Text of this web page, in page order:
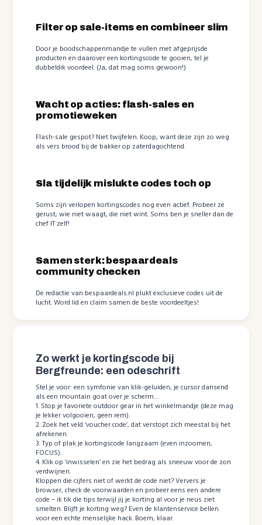
Filter op sale-items en combineer slim
Door je boodschappenmandje te vullen met afgeprijsde
producten en daarover een kortingscode te gooien, tel je
dubbeldik voordeel. (Ja, dat mag soms gewoon!)
Wacht op acties: flash-sales en
promotieweken
Flash-sale gespot? Niet twijfelen. Koop, want deze zijn zo weg
als vers brood bij de bakker op zaterdagochtend.
Sla tijdelijk mislukte codes toch op
Soms zijn verlopen kortingscodes nog even actief. Probeer ze
gerust; wie niet waagt, die niet wint. Soms ben je sneller dan de
chef IT zelf!
Samen sterk: bespaardeals
community checken
De redactie van bespaardeals.nl plukt exclusieve codes uit de
lucht. Word lid en claim samen de beste voordeeltjes!
Zo werkt je kortingscode bij
Bergfreunde: een odeschrift
Stel je voor: een symfonie van klik-geluiden, je cursor dansend
als een mountain goat over je scherm…
1. Stop je favoriete outdoor gear in het winkelmandje (deze mag
je lekker volgooien, geen rem).
2. Zoek het veld ‘voucher code’, dat verstopt zich meestal bij het
afrekenen.
3. Typ of plak je kortingscode langzaam (even inzoomen,
FOCUS).
4. Klik op ‘inwisselen’ en zie het bedrag als sneeuw voor de zon
verdwijnen.
Kloppen die cijfers niet of werkt de code niet? Ververs je
browser, check de voorwaarden en probeer eens een andere
code – ik tik die tips terwijl jij je korting al voor je neus ziet
smelten. Blijft je korting weg? Even de klantenservice bellen
voor een echte menselijke hack. Boem, klaar.